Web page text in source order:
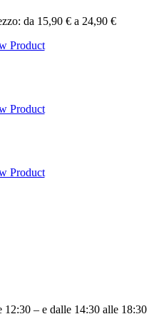
da 15,90 € a 24,90 €
Product
Product
Product
12:30 – e dalle 14:30 alle 18:30